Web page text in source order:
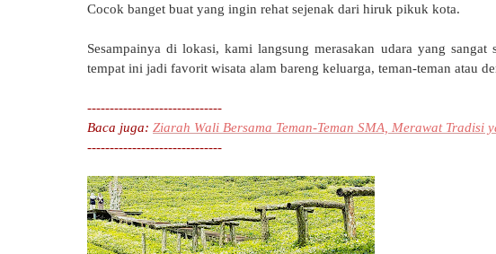
Cocok banget buat yang ingin rehat sejenak dari hiruk pikuk kota.
Sesampainya di lokasi, kami langsung merasakan udara yang
tempat ini jadi favorit wisata alam bareng keluarga, teman-teman atau
------------------------------
Baca juga: Ziarah Wali Bersama Teman-Teman SMA, Merawat Tradisi
------------------------------